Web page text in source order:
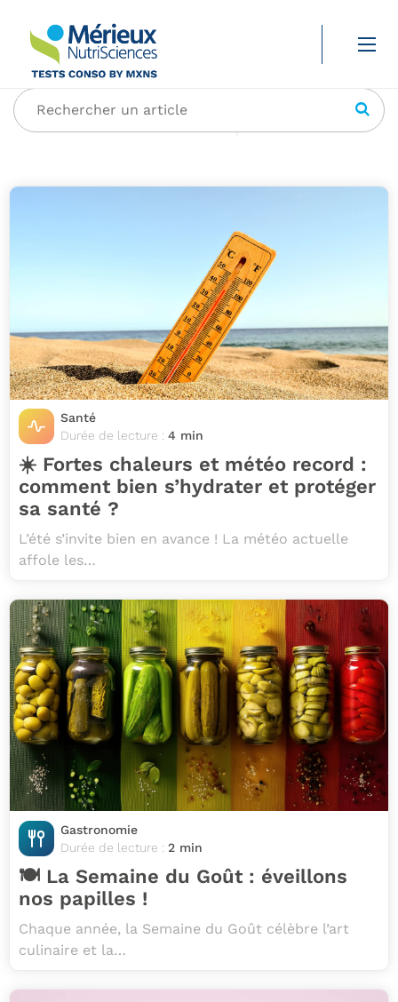
Catégorie :
Rechercher un article
Santé
Durée de lecture : 4 min
☀️ Fortes chaleurs et météo record :
comment bien s’hydrater et protéger
sa santé ?
L’été s’invite bien en avance ! La météo actuelle
affole les…
Gastronomie
Durée de lecture : 2 min
🍽️ La Semaine du Goût : éveillons
nos papilles !
Chaque année, la Semaine du Goût célèbre l’art
culinaire et la…